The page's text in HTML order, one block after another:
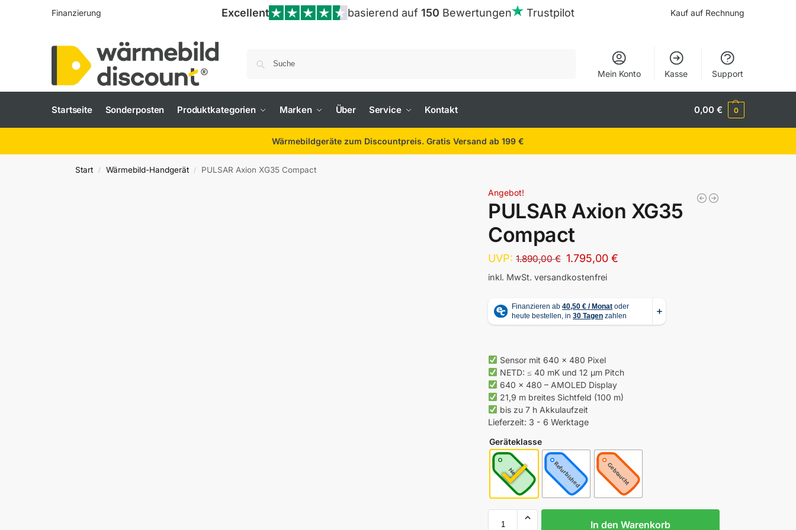
Finanzierung Excellent basierend auf150 Bewertungen Trustpilot Kauf auf Rechnung
Mein Konto Kasse Support
Startseite Sonderposten Produktkategorien Marken Über Service Kontakt 0,00€ 0
Wärmebildgeräte zum Discountpreis. Gratis Versand ab 199 €
Start / Wärmebild-Handgerät / PULSAR Axion XG35 Compact
Angebot!
PULSAR Axion XG35
Compact
UVP: 1.890,00€ 1.795,00€
inkl. MwSt. versandkostenfrei
Sensor mit 640 × 480 Pixel
NETD: ≤ 40 mK und 12 µm Pitch
640 × 480 – AMOLED Display
21,9 m breites Sichtfeld (100 m)
bis zu 7 h Akkulaufzeit
Lieferzeit: 3 - 6 Werktage
Geräteklasse
In den Warenkorb